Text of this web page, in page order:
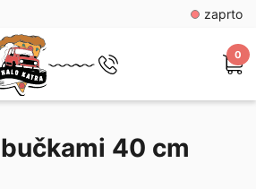
zaprto
0
40 cm